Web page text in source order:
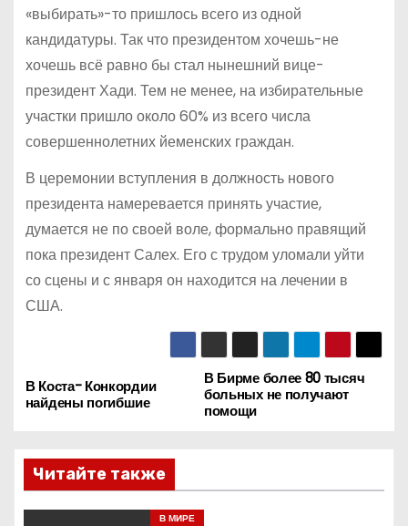
«выбирать»-то пришлось всего из одной
кандидатуры. Так что президентом хочешь-не
хочешь всё равно бы стал нынешний вице-
президент Хади. Тем не менее, на избирательные
участки пришло около 60% из всего числа
совершеннолетних йеменских граждан.
В церемонии вступления в должность нового
президента намеревается принять участие,
думается не по своей воле, формально правящий
пока президент Салех. Его с трудом уломали уйти
со сцены и с января он находится на лечении в
США.
Н
в
и
В Бирме более 80 тысяч
больных не получают
помощи
В Коста- Конкордии
найдены погибшие
Читайте также
В МИРЕ